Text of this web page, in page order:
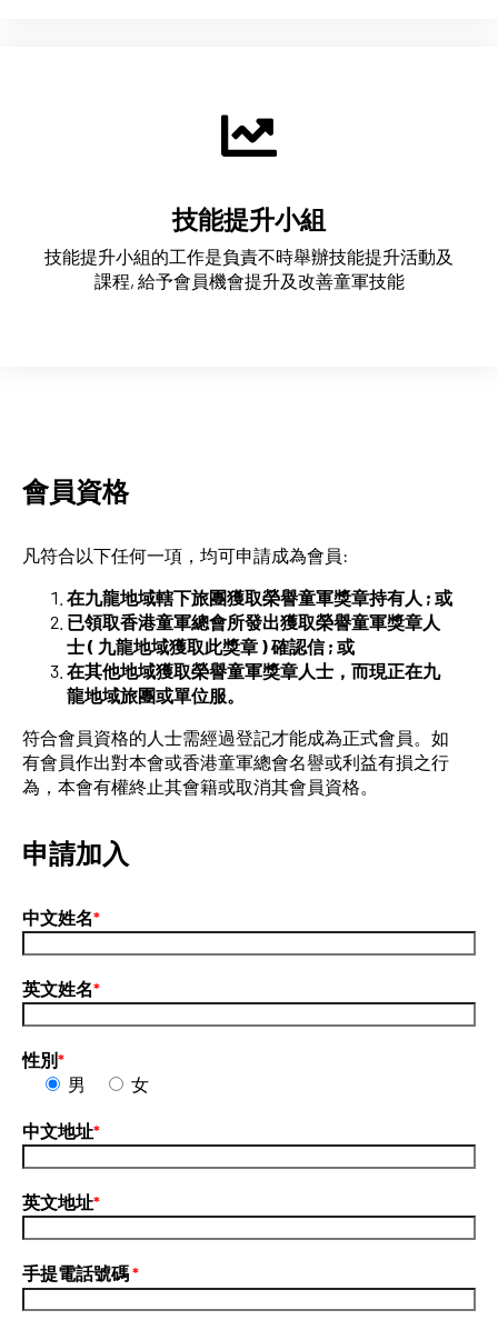
技能提升小組
技能提升小組的工作是負責不時舉辦技能提升活動及
課程, 給予會員機會提升及改善童軍技能
會員資格
凡符合以下任何一項，均可申請成為會員:
在九龍地域轄下旅團獲取榮譽童軍獎章持有人 ; 或
已領取香港童軍總會所發出獲取榮譽童軍獎章人
士 ( 九龍地域獲取此獎章 ) 確認信 ; 或
在其他地域獲取榮譽童軍獎章人士，而現正在九
龍地域旅團或單位服。
符合會員資格的人士需經過登記才能成為正式會員。如
有會員作出對本會或香港童軍總會名譽或利益有損之行
為，本會有權終止其會籍或取消其會員資格。
申請加入
中文姓名*
英文姓名*
性別*
男 女
中文地址*
英文地址*
手提電話號碼*